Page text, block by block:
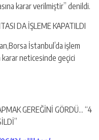
karar verilmiştir” denildi.
DA İŞLEME KAPATILDI
İstanbul’da işlem
karar neticesinde geçici
GEREĞİNİ GÖRDÜ… “4